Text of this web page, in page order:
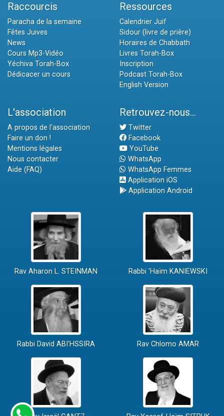
Raccourcis
Paracha de la semaine
Fêtes Juives
News
Cours Mp3-Vidéo
Yéchiva Torah-Box
Dédicacer un cours
Ressources
Calendrier Juif
Sidour (livre de prière)
Horaires de Chabbath
Livres Torah-Box
Inscription
Podcast Torah-Box
English Version
L'association
A propos de l'association
Faire un don !
Mentions légales
Nous contacter
Aide (FAQ)
Retrouvez-nous...
Twitter
Facebook
YouTube
WhatsApp
WhatsApp Femmes
Application iOS
Application Android
Rav Aharon L. STEINMAN Rabbi 'Haïm KANIEWSKI
Rabbi David ABI'HSSIRA Rav Chlomo AMAR